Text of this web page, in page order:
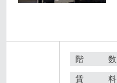
階 数
賃 料